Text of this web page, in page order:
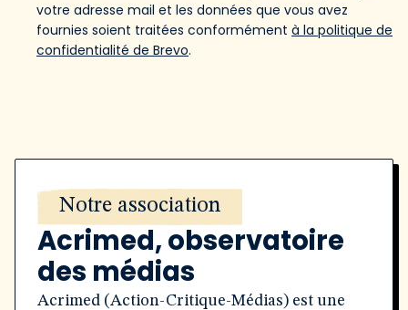
votre adresse mail et les données que vous avez
fournies soient traitées conformément à la politique de
confidentialité de Brevo.
Notre association
Acrimed, observatoire
des médias
Acrimed (Action-Critique-Médias) est une